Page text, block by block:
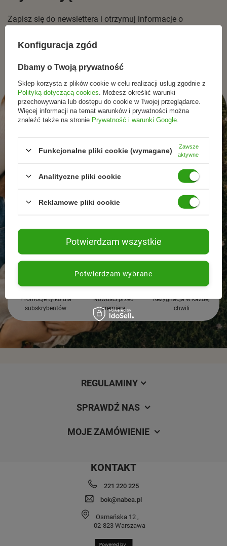
Zapisz się do newslettera i otrzymuj informacje o
naturalnej pielęgnacjii zdrowego stylu życia.
Promocje tylko dla
subskrybentów
Nowości przed
premierą
Rezygnacja w każdej
chwili
REGULAMINY
SPRAWDŹ NAS
MOJE ZAMÓWIENIE
KONTAKT
221 220 225
bok@nabea.pl
Osmańska 12 ,
02-823 Warszawa
Konfiguracja zgód
Dbamy o Twoją prywatność
Sklep korzysta z plików cookie w celu realizacji usług zgodnie z
Polityką dotyczącą cookies . Możesz określić warunki
przechowywania lub dostępu do cookie w Twojej przeglądarce.
Więcej informacji na temat warunków i prywatności można
znaleźć także na stronie Prywatność i warunki Google
Funkcjonalne pliki cookie (wymagane)
Zawsze
aktywne
Analityczne pliki cookie
Reklamowe pliki cookie
Potwierdzam wybrane
Potwierdzam wszystkie